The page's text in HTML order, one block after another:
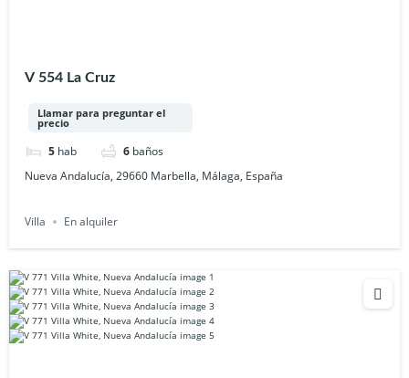
V 554 La Cruz
Llamar para preguntar el
precio
5 hab 6 baños
Nueva Andalucía, 29660 Marbella, Málaga, España
Villa En alquiler